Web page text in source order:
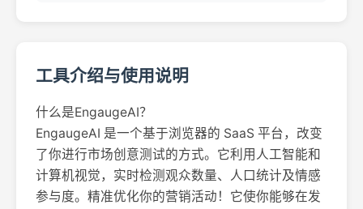
工具介绍与使用说明
什么是EngaugeAI？
EngaugeAI 是一个基于浏览器的 SaaS 平台，改变
了你进行市场创意测试的方式。它利用人工智能和
计算机视觉，实时检测观众数量、人口统计及情感
参与度。精准优化你的营销活动！它使你能够在发